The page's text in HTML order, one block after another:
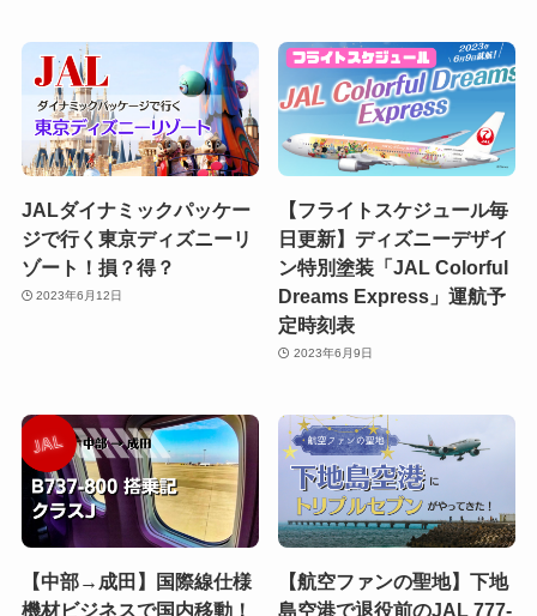
JALダイナミックパッケー
ジで行く東京ディズニーリ
ゾート！損？得？
2023年6月12日
【フライトスケジュール毎
日更新】ディズニーデザイ
ン特別塗装「JAL Colorful
Dreams Express」運航予
定時刻表
2023年6月9日
【中部→成田】国際線仕様
機材ビジネスで国内移動！
【航空ファンの聖地】下地
島空港で退役前のJAL 777-